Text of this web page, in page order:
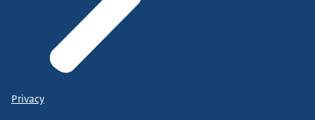
Privacy